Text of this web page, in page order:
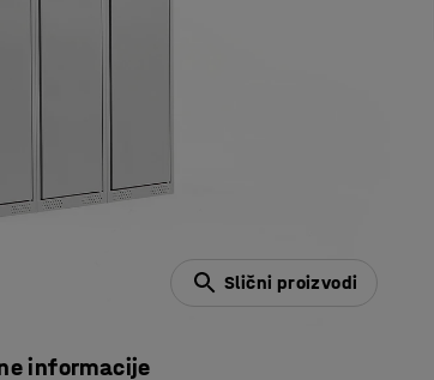
Slični proizvodi
informacije